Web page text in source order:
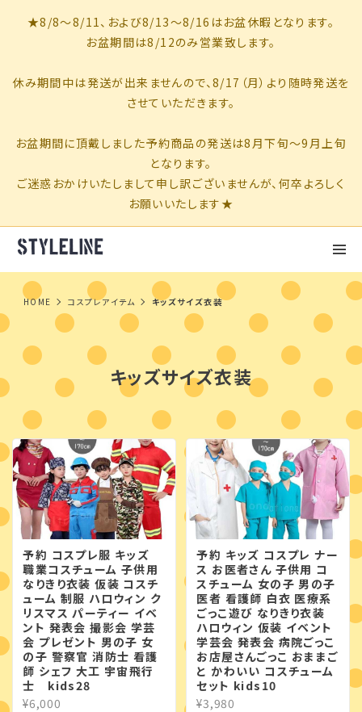
HOME コスプレアイテム キッズサイズ衣装
キッズサイズ衣装
予約 コスプレ服 キッズ
職業コスチューム 子供用
なりきり衣装 仮装 コスチ
ューム 制服 ハロウィン ク
リスマス パーティー イベ
ント 発表会 撮影会 学芸
会 プレゼント 男の子 女
の子 警察官 消防士 看護
師 シェフ 大工 宇宙飛行
士 kids28
¥6,000
予約 キッズ コスプレ ナー
ス お医者さん 子供用 コ
スチューム 女の子 男の子
医者 看護師 白衣 医療系
ごっこ遊び なりきり衣装
ハロウィン 仮装 イベント
学芸会 発表会 病院ごっこ
お店屋さんごっこ おままご
と かわいい コスチューム
セット kids10
¥3,980